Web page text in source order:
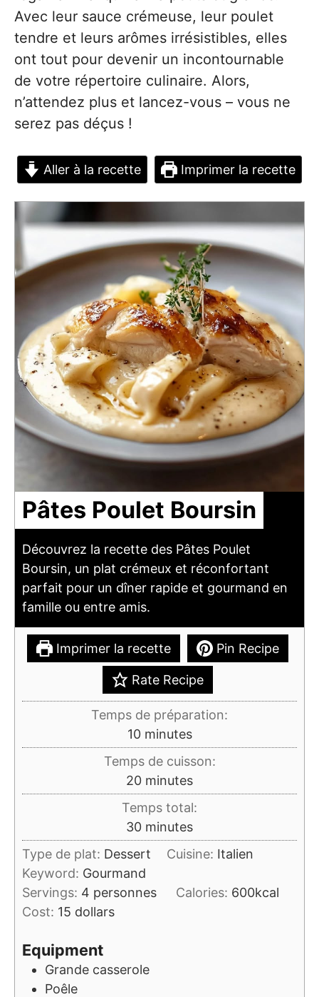
Avec leur sauce crémeuse, leur poulet
tendre et leurs arômes irrésistibles, elles
ont tout pour devenir un incontournable
de votre répertoire culinaire. Alors,
n’attendez plus et lancez-vous – vous ne
serez pas déçus !
Aller à la recette Imprimer la recette
Pâtes Poulet Boursin
Découvrez la recette des Pâtes Poulet
Boursin, un plat crémeux et réconfortant
parfait pour un dîner rapide et gourmand en
famille ou entre amis.
Imprimer la recette Pin Recipe
Rate Recipe
Temps de préparation:
10minutes
minutes
Temps de cuisson:
20minutes
minutes
Temps total:
30minutes
minutes
Type de plat: Dessert Cuisine: Italien
Keyword: Gourmand
Servings: 4 personnes Calories: 600kcal
Cost: 15 dollars
Equipment
Grande casserole
Poêle